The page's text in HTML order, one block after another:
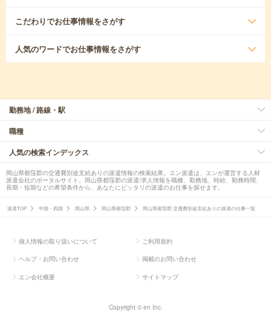
こだわりでお仕事情報をさがす
人気のワードでお仕事情報をさがす
勤務地 / 路線・駅
職種
人気の検索インデックス
岡山県都窪郡の交通費別途支給ありの派遣情報の検索結果。エン派遣は、エンが運営する人材
派遣会社のポータルサイト。岡山県都窪郡の派遣/求人情報を職種、勤務地、時給、勤務時間、
長期・短期などの希望条件から、あなたにピッタリの派遣のお仕事を探せます。
派遣TOP 中国・四国 岡山県 岡山県都窪郡 岡山県都窪郡 交通費別途支給ありの派遣の仕事一覧
個人情報の取り扱いについて ご利用規約
ヘルプ・お問い合わせ 掲載のお問い合わせ
エン会社概要 サイトマップ
Copyright © en Inc.